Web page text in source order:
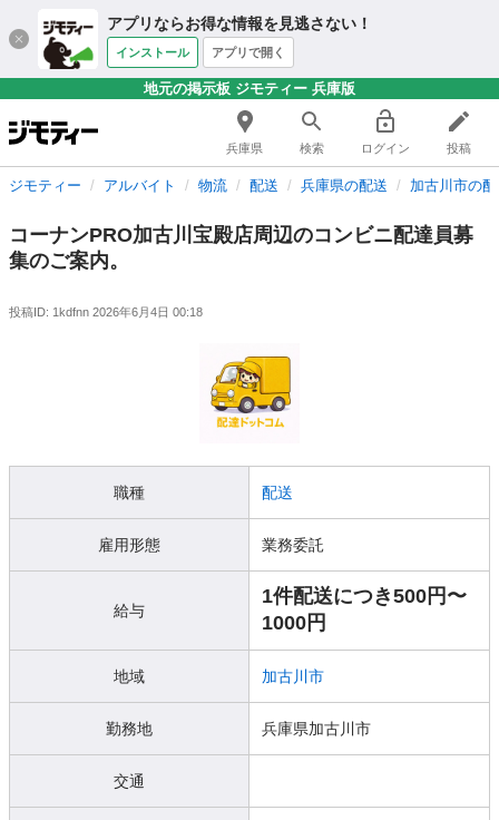
アプリならお得な情報を見逃さない！
インストール アプリで開く
地元の掲示板 ジモティー 兵庫版
兵庫県 検索 ログイン 投稿
ジモティー アルバイト 物流 配送 兵庫県の配送 加古川市の
コーナンPRO加古川宝殿店周辺のコンビニ配達員募
集のご案内。
投稿ID: 1kdfnn 2026年6月4日 00:18
職種 配送
雇用形態 業務委託
給与
1件配送につき500円〜
1000円
地域 加古川市
勤務地 兵庫県加古川市
交通